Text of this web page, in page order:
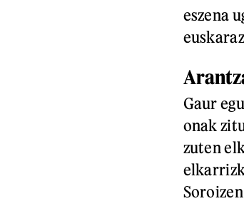
eszena
Gaur
onak
zuten